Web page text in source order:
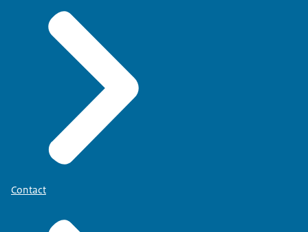
Contact